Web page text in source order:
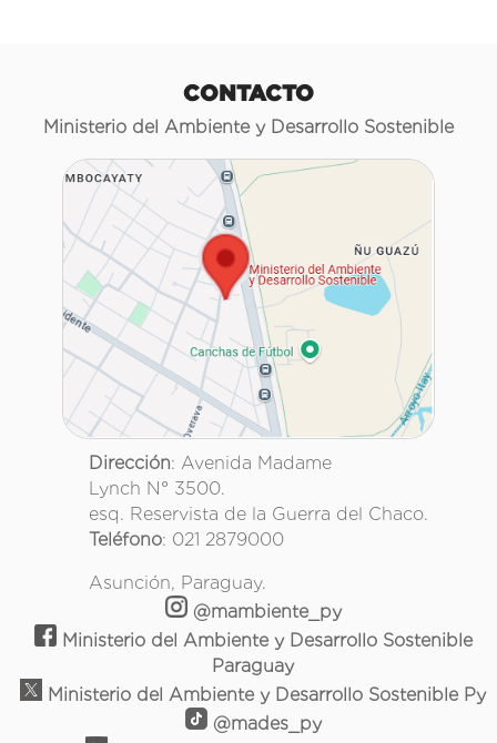
CONTACTO
Ministerio del Ambiente y Desarrollo Sostenible
Dirección: Avenida Madame
Lynch N° 3500.
esq. Reservista de la Guerra del Chaco.
Teléfono: 021 2879000
Asunción, Paraguay.
@mambiente_py
Ministerio del Ambiente y Desarrollo Sostenible
Paraguay
Ministerio del Ambiente y Desarrollo Sostenible Py
@mades_py